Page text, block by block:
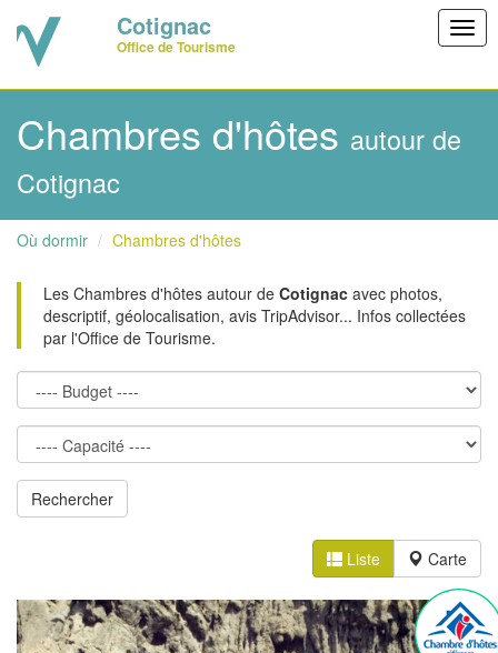
Cotignac
Office de Tourisme
Chambres d'hôtes autour de
Cotignac
Où dormir Chambres d'hôtes
Les Chambres d'hôtes autour de Cotignac avec photos,
descriptif, géolocalisation, avis TripAdvisor... Infos collectées
par l'Office de Tourisme.
Liste Carte